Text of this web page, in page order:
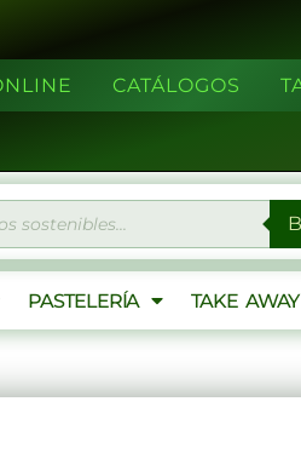
CATÁLOGOS
PASTELERÍA TAKE AWAY